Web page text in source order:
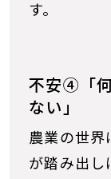
す。
不安④「
ない」
農業の世
が踏み出し